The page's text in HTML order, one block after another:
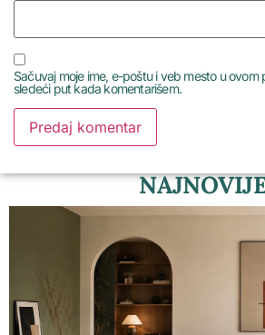
Sačuvaj moje ime, e-poštu i veb mesto u
sledeći put kada komentarišem.